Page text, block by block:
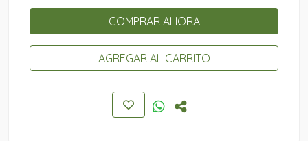
COMPRAR AHORA
AGREGAR AL CARRITO